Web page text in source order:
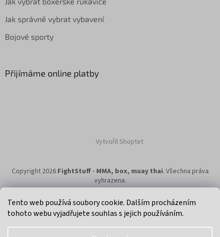
Tento web používá soubory cookie. Dalším procházením
tohoto webu vyjadřujete souhlas s jejich používáním.
Jak správně vybrat vybavení
Bojové sporty
Přijímáme online platby
Vytvořil Shoptet
Copyright 2026 FightStuff - MMA, box, muay thai. Všechna práva
vyhrazena.
Klikni na super eshop pro cyklisty a bikery.